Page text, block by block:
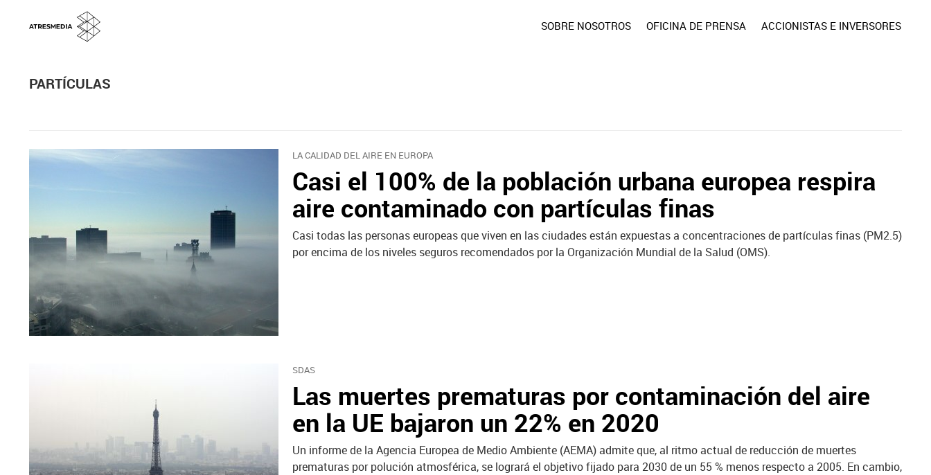
SOBRE NOSOTROS OFICINA DE PRENSA ACCIONISTAS E INVERSORES
PARTÍCULAS
LA CALIDAD DEL AIRE EN EUROPA
Casi el 100% de la población urbana europea respira
aire contaminado con partículas finas
Casi todas las personas europeas que viven en las ciudades están expuestas a concentraciones de partículas finas (PM2.5)
por encima de los niveles seguros recomendados por la Organización Mundial de la Salud (OMS).
SDAS
Las muertes prematuras por contaminación del aire
en la UE bajaron un 22% en 2020
Un informe de la Agencia Europea de Medio Ambiente (AEMA) admite que, al ritmo actual de reducción de muertes
prematuras por polución atmosférica, se logrará el objetivo fijado para 2030 de un 55 % menos respecto a 2005. En cambio,